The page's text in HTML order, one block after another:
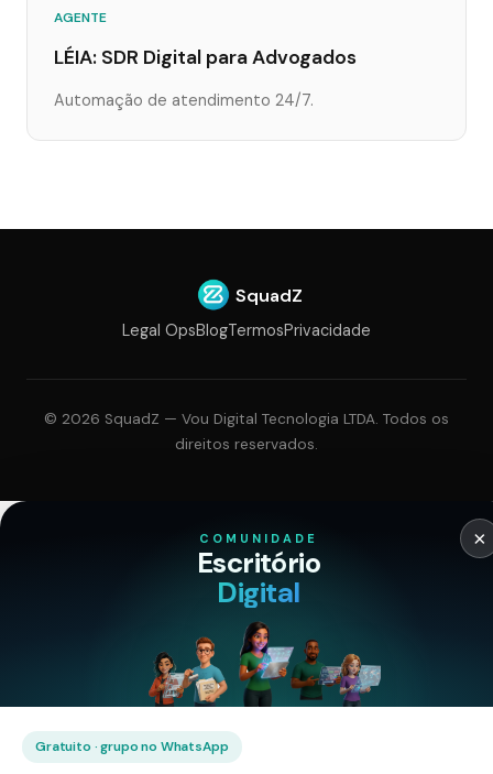
AGENTE
LÉIA: SDR Digital para Advogados
Automação de atendimento 24/7.
SquadZ
Legal OpsBlogTermosPrivacidade
© 2026 SquadZ — Vou Digital Tecnologia LTDA. Todos os
direitos reservados.
×
COMUNIDADE
Escritório
Digital
Gratuito · grupo no WhatsApp